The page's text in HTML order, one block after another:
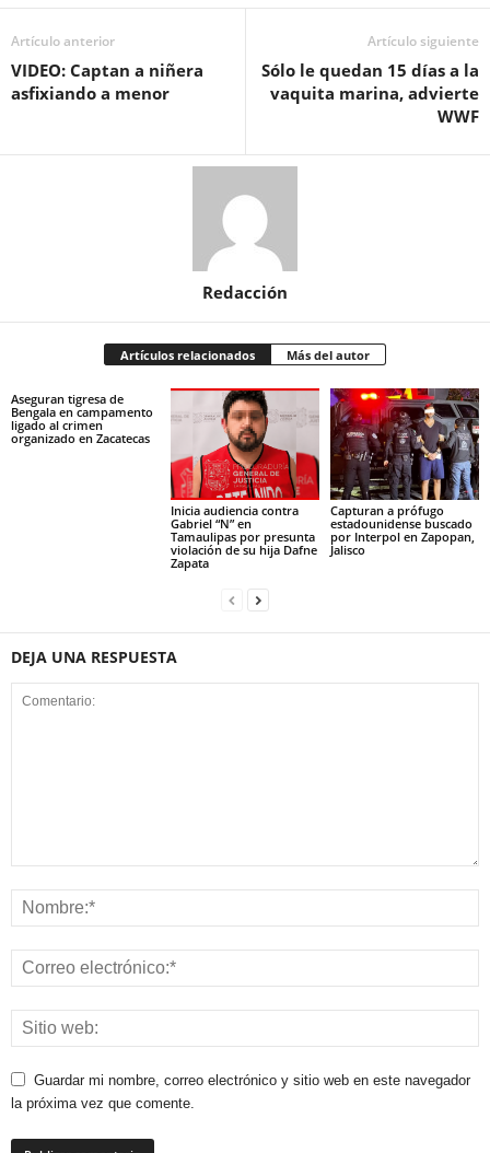
Artículo anterior
VIDEO: Captan a niñera
asfixiando a menor
Artículo siguiente
Sólo le quedan 15 días a la
vaquita marina, advierte
WWF
Redacción
Artículos relacionados Más del autor
Aseguran tigresa de
Bengala en campamento
ligado al crimen
organizado en Zacatecas
Inicia audiencia contra
Gabriel “N” en
Tamaulipas por presunta
violación de su hija Dafne
Zapata
Capturan a prófugo
estadounidense buscado
por Interpol en Zapopan,
Jalisco
DEJA UNA RESPUESTA
Guardar mi nombre, correo electrónico y sitio web en este navegador
la próxima vez que comente.